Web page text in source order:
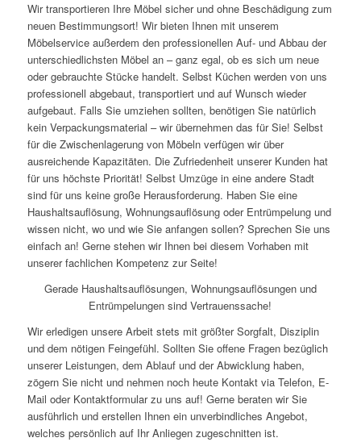
Wir transportieren Ihre Möbel sicher und ohne Beschädigung zum
neuen Bestimmungsort! Wir bieten Ihnen mit unserem
Möbelservice außerdem den professionellen Auf- und Abbau der
unterschiedlichsten Möbel an – ganz egal, ob es sich um neue
oder gebrauchte Stücke handelt. Selbst Küchen werden von uns
professionell abgebaut, transportiert und auf Wunsch wieder
aufgebaut. Falls Sie umziehen sollten, benötigen Sie natürlich
kein Verpackungsmaterial – wir übernehmen das für Sie! Selbst
für die Zwischenlagerung von Möbeln verfügen wir über
ausreichende Kapazitäten. Die Zufriedenheit unserer Kunden hat
für uns höchste Priorität! Selbst Umzüge in eine andere Stadt
sind für uns keine große Herausforderung. Haben Sie eine
Haushaltsauflösung, Wohnungsauflösung oder Entrümpelung und
wissen nicht, wo und wie Sie anfangen sollen? Sprechen Sie uns
einfach an! Gerne stehen wir Ihnen bei diesem Vorhaben mit
unserer fachlichen Kompetenz zur Seite!
Gerade Haushaltsauflösungen, Wohnungsauflösungen und
Entrümpelungen sind Vertrauenssache!
Wir erledigen unsere Arbeit stets mit größter Sorgfalt, Disziplin
und dem nötigen Feingefühl. Sollten Sie offene Fragen bezüglich
unserer Leistungen, dem Ablauf und der Abwicklung haben,
zögern Sie nicht und nehmen noch heute Kontakt via Telefon, E-
Mail oder Kontaktformular zu uns auf! Gerne beraten wir Sie
ausführlich und erstellen Ihnen ein unverbindliches Angebot,
welches persönlich auf Ihr Anliegen zugeschnitten ist.